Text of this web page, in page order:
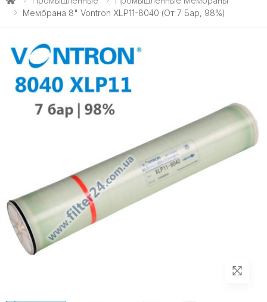
Мембрана 8" Vontron XLP11-8040 (от 7 Бар, 98%)